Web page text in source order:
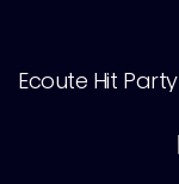
Ecoute Hit Party